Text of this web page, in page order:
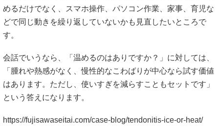
めるだけでなく、スマホ操作、パソコン作業、家事、育児な
どで同じ動きを繰り返していないかも見直したいところで
す。
会話でいうなら、「温めるのはありですか？」に対しては、
「腫れや熱感がなく、慢性的なこわばりが中心なら試す価値
はあります。ただし、使いすぎを減らすこともセットです」
という答えになります。
https://fujisawaseitai.com/case-blog/tendonitis-ice-or-heat/